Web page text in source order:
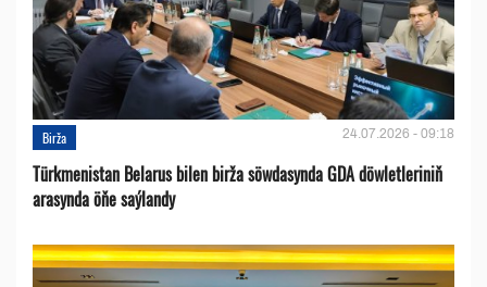
Birža 24.07.2026 - 09:18
Türkmenistan Belarus bilen birža söwdasynda GDA döwletleriniň
arasynda öňe saýlandy